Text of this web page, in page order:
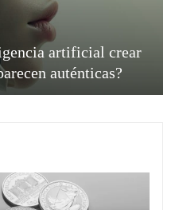
artificial crear
auténticas?